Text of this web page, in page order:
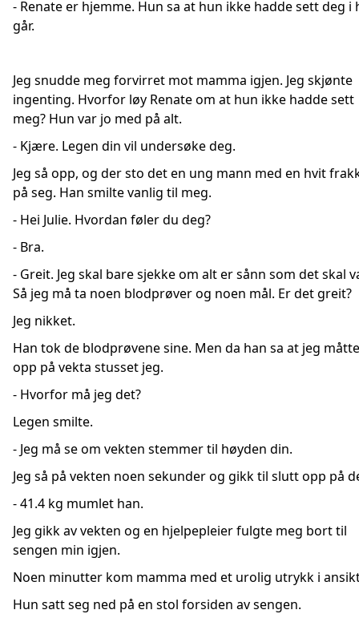
- Renate er hjemme. Hun sa at hun ikke hadde sett deg i
går.
Jeg snudde meg forvirret mot mamma igjen. Jeg skjønte
ingenting. Hvorfor løy Renate om at hun ikke hadde sett
meg? Hun var jo med på alt.
- Kjære. Legen din vil undersøke deg.
Jeg så opp, og der sto det en ung mann med en hvit
på seg. Han smilte vanlig til meg.
- Hei Julie. Hvordan føler du deg?
- Bra.
- Greit. Jeg skal bare sjekke om alt er sånn som det skal
Så jeg må ta noen blodprøver og noen mål. Er det greit?
Jeg nikket.
Han tok de blodprøvene sine. Men da han sa at jeg
opp på vekta stusset jeg.
- Hvorfor må jeg det?
Legen smilte.
- Jeg må se om vekten stemmer til høyden din.
Jeg så på vekten noen sekunder og gikk til slutt opp på
- 41.4 kg mumlet han.
Jeg gikk av vekten og en hjelpepleier fulgte meg bort til
sengen min igjen.
Noen minutter kom mamma med et urolig utrykk i
Hun satt seg ned på en stol forsiden av sengen.